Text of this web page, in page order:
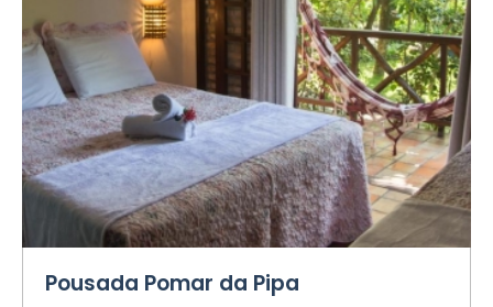
Pousada Pomar da Pipa